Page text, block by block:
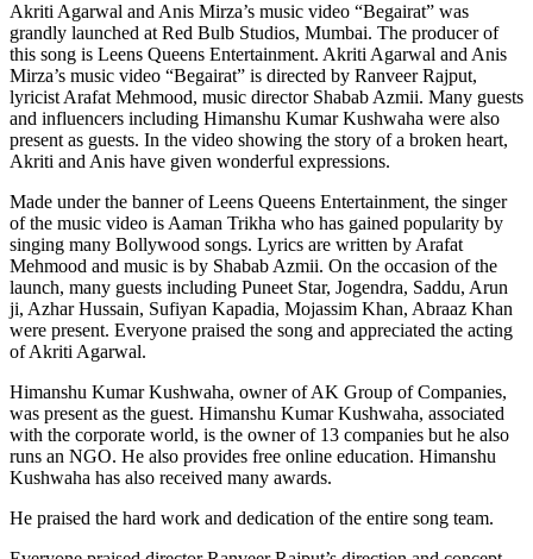
Akriti Agarwal and Anis Mirza’s music video “Begairat” was
grandly launched at Red Bulb Studios, Mumbai. The producer of
this song is Leens Queens Entertainment. Akriti Agarwal and Anis
Mirza’s music video “Begairat” is directed by Ranveer Rajput,
lyricist Arafat Mehmood, music director Shabab Azmii. Many guests
and influencers including Himanshu Kumar Kushwaha were also
present as guests. In the video showing the story of a broken heart,
Akriti and Anis have given wonderful expressions.
Made under the banner of Leens Queens Entertainment, the singer
of the music video is Aaman Trikha who has gained popularity by
singing many Bollywood songs. Lyrics are written by Arafat
Mehmood and music is by Shabab Azmii. On the occasion of the
launch, many guests including Puneet Star, Jogendra, Saddu, Arun
ji, Azhar Hussain, Sufiyan Kapadia, Mojassim Khan, Abraaz Khan
were present. Everyone praised the song and appreciated the acting
of Akriti Agarwal.
Himanshu Kumar Kushwaha, owner of AK Group of Companies,
was present as the guest. Himanshu Kumar Kushwaha, associated
with the corporate world, is the owner of 13 companies but he also
runs an NGO. He also provides free online education. Himanshu
Kushwaha has also received many awards.
He praised the hard work and dedication of the entire song team.